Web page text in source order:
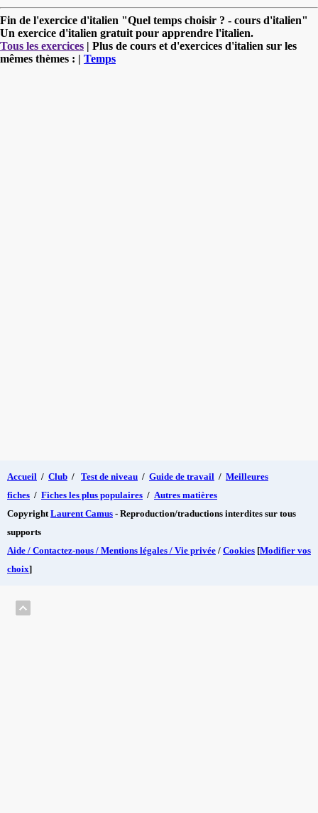
Fin de l'exercice d'italien "Quel temps choisir ? - cours d'italien"
Un exercice d'italien gratuit pour apprendre l'italien.
Tous les exercices | Plus de cours et d'exercices d'italien sur les
mêmes thèmes : | Temps
Accueil / Club / Test de niveau / Guide de travail / Meilleures
fiches / Fiches les plus populaires / Autres matières
Copyright Laurent Camus - Reproduction/traductions interdites sur tous
supports
Aide / Contactez-nous / Mentions légales / Vie privée / Cookies [Modifier vos
choix]